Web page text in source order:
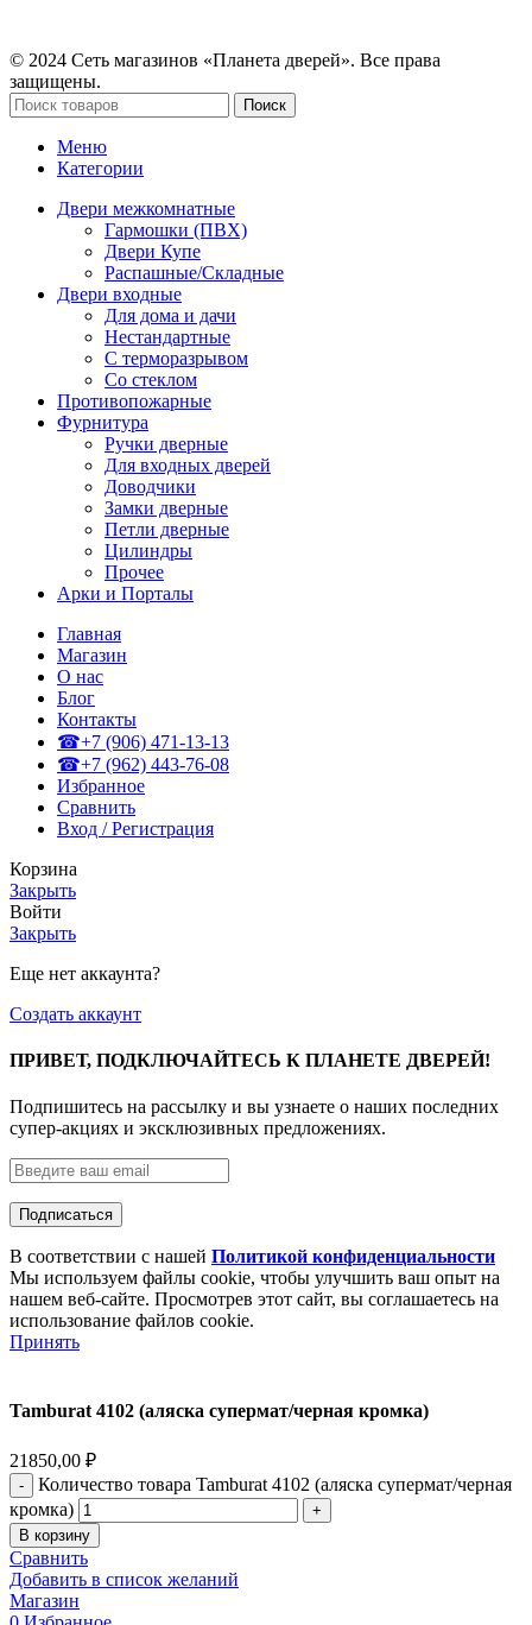
© 2024 Сеть магазинов «Планета дверей». Все права
защищены.
Поиск
Меню
Категории
Двери межкомнатные
Гармошки (ПВХ)
Двери Купе
Распашные/Складные
Двери входные
Для дома и дачи
Нестандартные
С терморазрывом
Со стеклом
Противопожарные
Фурнитура
Ручки дверные
Для входных дверей
Доводчики
Замки дверные
Петли дверные
Цилиндры
Прочее
Арки и Порталы
Главная
Магазин
О нас
Блог
Контакты
☎+7 (906) 471-13-13
☎+7 (962) 443-76-08
Избранное
Сравнить
Вход / Регистрация
Корзина
Закрыть
Войти
Закрыть
Еще нет аккаунта?
Создать аккаунт
ПРИВЕТ, ПОДКЛЮЧАЙТЕСЬ К ПЛАНЕТЕ ДВЕРЕЙ!
Подпишитесь на рассылку и вы узнаете о наших последних
супер-акциях и эксклюзивных предложениях.
В соответствии с нашей Политикой конфиденциальности
Мы используем файлы cookie, чтобы улучшить ваш опыт на
нашем веб-сайте. Просмотрев этот сайт, вы соглашаетесь на
использование файлов cookie.
Принять
Tamburat 4102 (аляска супермат/черная кромка)
21850,00 ₽
Количество товара Tamburat 4102 (аляска супермат/черная
кромка)
В корзину
Сравнить
Добавить в список желаний
Магазин